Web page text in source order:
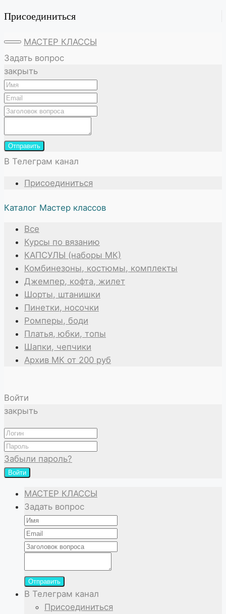
Присоединиться
МАСТЕР КЛАССЫ
Задать вопрос
закрыть
Отправить
В Телеграм канал
Присоединиться
Каталог Мастер классов
Все
Курсы по вязанию
КАПСУЛЫ (наборы МК)
Комбинезоны, костюмы, комплекты
Джемпер, кофта, жилет
Шорты, штанишки
Пинетки, носочки
Ромперы, боди
Платья, юбки, топы
Шапки, чепчики
Архив МК от 200 руб
Войти
закрыть
Забыли пароль?
Войти
МАСТЕР КЛАССЫ
Задать вопрос
Отправить
В Телеграм канал
Присоединиться